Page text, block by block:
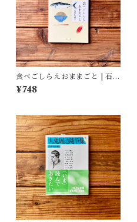
食べごしらえおままごと | 石牟
礼 道子
¥748